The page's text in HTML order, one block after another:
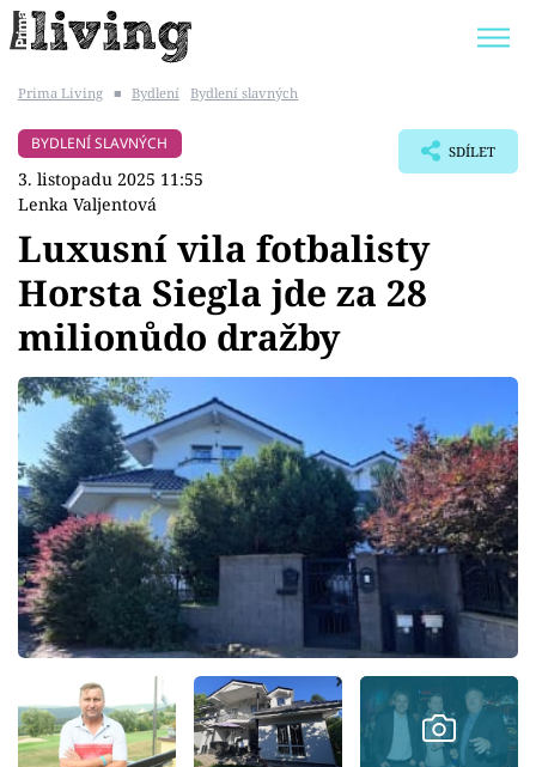
BYDLENÍ SLAVNÝCH
Témata
Bydlení
Zahrada
Design
Sledujte prima+
Přihlášení
Sledujte nás
Prima Living ■ Bydlení Bydlení slavných
BYDLENÍ SLAVNÝCH
3. listopadu 2025 11:55
Lenka Valjentová
SDÍLET
Luxusní vila fotbalisty
Horsta Siegla jde za 28
milionůdo dražby